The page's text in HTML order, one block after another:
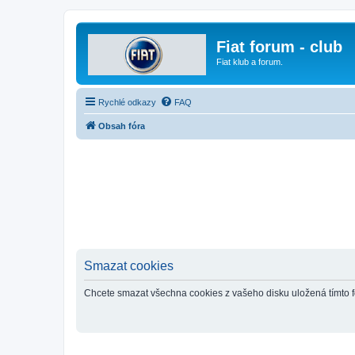
Fiat forum - club
Fiat klub a forum.
Rychlé odkazy FAQ
Obsah fóra
Smazat cookies
Chcete smazat všechna cookies z vašeho disku uložená tímto